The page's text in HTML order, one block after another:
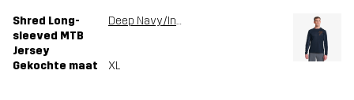
Shred Long-
sleeved MTB
Jersey
Deep Navy/Insignia Blue
Gekochte maat XL